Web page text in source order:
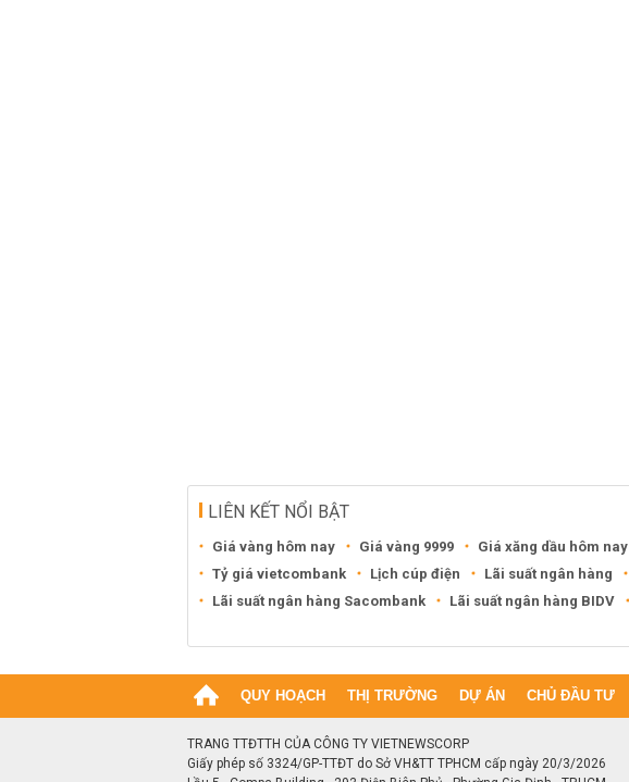
LIÊN KẾT NỔI BẬT
Giá vàng hôm nay Giá vàng 9999 Giá xăng dầu hôm nay
Tỷ giá vietcombank
Lịch cúp điện Lãi suất ngân hàng
Lãi suất ngân hàng Sacombank
Lãi suất ngân hàng BIDV
QUY HOẠCH THỊ TRƯỜNG DỰ ÁN CHỦ ĐẦU TƯ
TRANG TTĐTTH CỦA CÔNG TY VIETNEWSCORP
Giấy phép số 3324/GP-TTĐT do Sở VH&TT TPHCM cấp ngày 20/3/2026